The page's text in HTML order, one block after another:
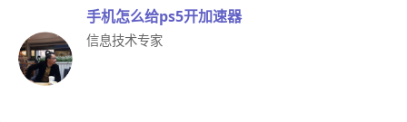
手机怎么给ps5开加速器
信息技术专家